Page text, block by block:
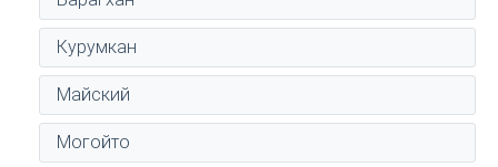
Курумкан
Майский
Могойто